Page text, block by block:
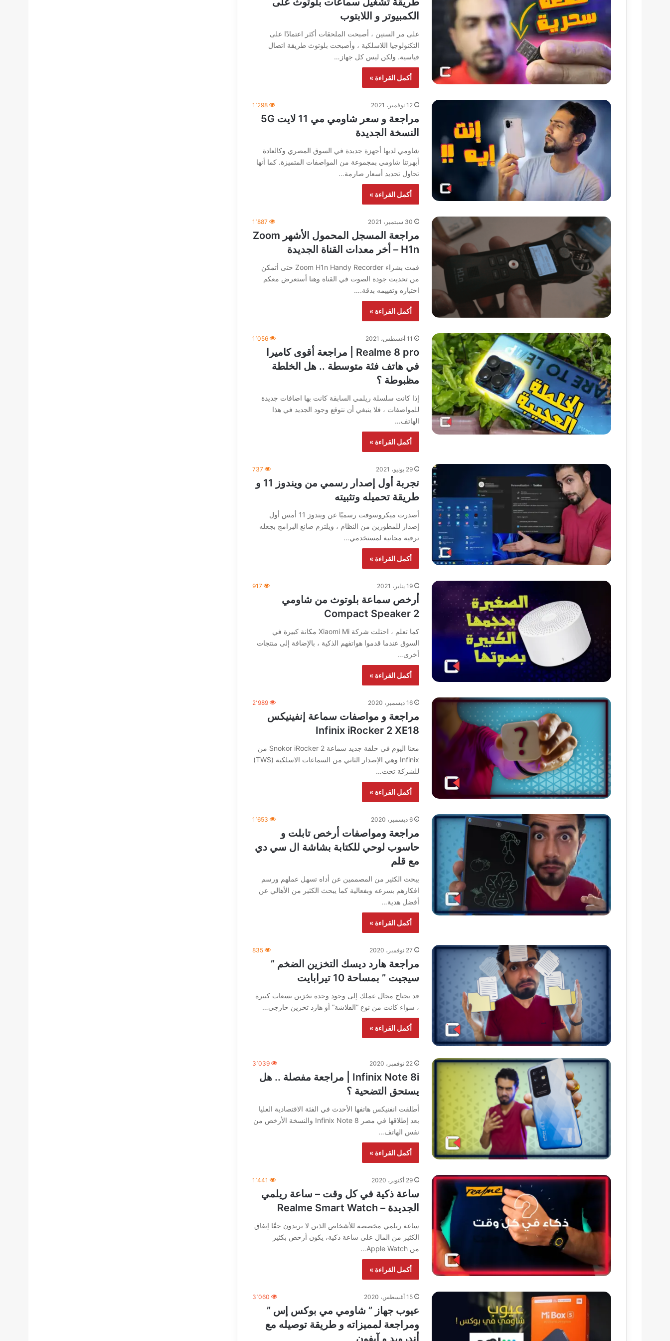
الكمبيوتر و اللابتوب
على مر السنين ، أصبحت الملحقات أكثر اعتمادًا على
التكنولوجيا اللاسلكية ، وأصبحت بلوتوث طريقة اتصال
قياسية. ولكن ليس كل جهاز…
أكمل القراءة »
12 نوفمبر، 2021 1٬298
مراجعة و سعر شاومي مي 11 لايت 5G
النسخة الجديدة
شاومي لديها أجهزة جديدة في السوق المصري وكالعادة
أبهرتنا شاومي بمجموعة من المواصفات المتميزة. كما أنها
تحاول تحديد أسعار صارمة…
أكمل القراءة »
30 سبتمبر، 2021 1٬887
مراجعة المسجل المحمول الأشهر Zoom
H1n – أخر معدات القناة الجديدة
قمت بشراء Zoom H1n Handy Recorder حتى أتمكن
من تحديث جودة الصوت في القناة وهنا أستعرض معكم
اختباره وتقييمه بدقة.…
أكمل القراءة »
11 أغسطس، 2021 1٬056
Realme 8 pro | مراجعة أقوى كاميرا
في هاتف فئة متوسطة .. هل الخلطة
مظبوطة ؟
إذا كانت سلسلة ريلمي السابقة كانت بها اضافات جديدة
للمواصفات ، فلا ينبغي أن نتوقع وجود الجديد في هذا
الهاتف…
أكمل القراءة »
29 يونيو، 2021 737
تجربة أول إصدار رسمي من ويندوز 11 و
طريقة تحميله وتثبيته
أصدرت ميكروسوفت رسميًا عن ويندوز 11 أمس أول
إصدار للمطورين من النظام ، ويلتزم صانع البرامج بجعله
ترقية مجانية لمستخدمي…
أكمل القراءة »
19 يناير، 2021 917
أرخص سماعة بلوتوث من شاومي
Compact Speaker 2
كما تعلم ، احتلت شركة Xiaomi Mi مكانة كبيرة في
السوق عندما قدموا هواتفهم الذكية ، بالإضافة إلى منتجات
أخرى…
أكمل القراءة »
16 ديسمبر، 2020 2٬989
مراجعة و مواصفات سماعة إنفينيكس
Infinix iRocker 2 XE18
معنا اليوم في حلقة جديد سماعة Snokor iRocker 2 من
Infinix وهي الإصدار الثاني من السماعات الاسلكية (TWS)
للشركة تحت…
أكمل القراءة »
6 ديسمبر، 2020 1٬653
مراجعة ومواصفات أرخص تابلت و
حاسوب لوحي للكتابة بشاشة ال سي دي
مع قلم
يبحث الكثير من المصممين عن أداه تسهل عملهم ورسم
افكارهم بسرعه وبفعالية كما يبحث الكثير من الأهالي عن
أفضل هدية…
أكمل القراءة »
27 نوفمبر، 2020 835
مراجعة هارد ديسك التخزين الضخم ”
سيجيت ” بمساحة 10 تيرابايت
قد يحتاج مجال عملك إلى وجود وحدة تخزين بسعات كبيرة
، سواء كانت من نوع ”الفلاشة” أو هارد تخزين خارجي…
أكمل القراءة »
22 نوفمبر، 2020 3٬039
Infinix Note 8i | مراجعة مفصلة .. هل
يستحق التضحية ؟
أطلقت انفنيكس هاتفها الأحدث في الفئة الاقتصادية العليا
بعد إطلاقها في مصر Infinix Note 8 والنسخة الأرخص من
نفس الهاتف…
أكمل القراءة »
29 أكتوبر، 2020 1٬441
ساعة ذكية في كل وقت – ساعة ريلمي
الجديدة – Realme Smart Watch
ساعة ريلمي مخصصة للأشخاص الذين لا يريدون حقًا إنفاق
الكثير من المال على ساعة ذكية، يكون أرخص بكثير
من Apple Watch…
أكمل القراءة »
15 أغسطس، 2020 3٬060
عيوب جهاز ” شاومي مي بوكس إس ”
ومراجعة لمميزاته و طريقة توصيله مع
أندرويد و آيفون